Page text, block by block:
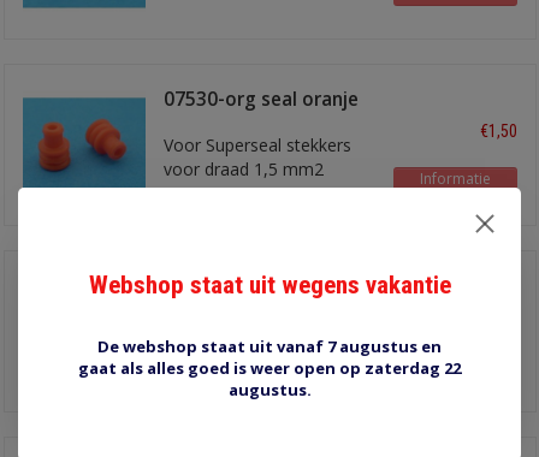
07530-org seal oranje
Voor Superseal stekkers
voor draad 1,5 mm2
€1,50
Informatie
10662 seal blauw
kontakten
voor 0,35 - 0,75 mm2
Informatie
Webshop staat uit wegens vakantie
De webshop staat uit vanaf 7 augustus en
gaat als alles goed is weer open op zaterdag 22
augustus.